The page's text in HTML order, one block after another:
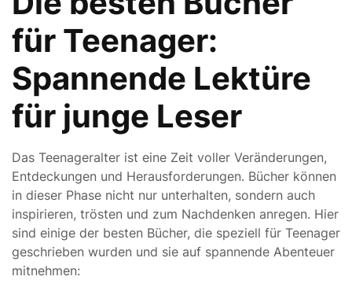
für Teenager:
Spannende Lektüre
für junge Leser
Das Teenageralter ist eine Zeit voller Veränderungen,
Entdeckungen und Herausforderungen. Bücher können
in dieser Phase nicht nur unterhalten, sondern auch
inspirieren, trösten und zum Nachdenken anregen. Hier
sind einige der besten Bücher, die speziell für Teenager
geschrieben wurden und sie auf spannende Abenteuer
mitnehmen: